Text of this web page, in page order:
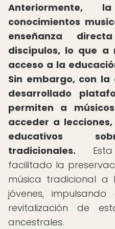
Anteriormente,
conocimientos
enseñanza
discípulos, lo que a
acceso a la
Sin embargo, con
desarrollado
permiten a
acceder a
educativos
tradicionales. Esta
facilitado la
música tradicional a
jóvenes,
revitalización de
ancestrales.